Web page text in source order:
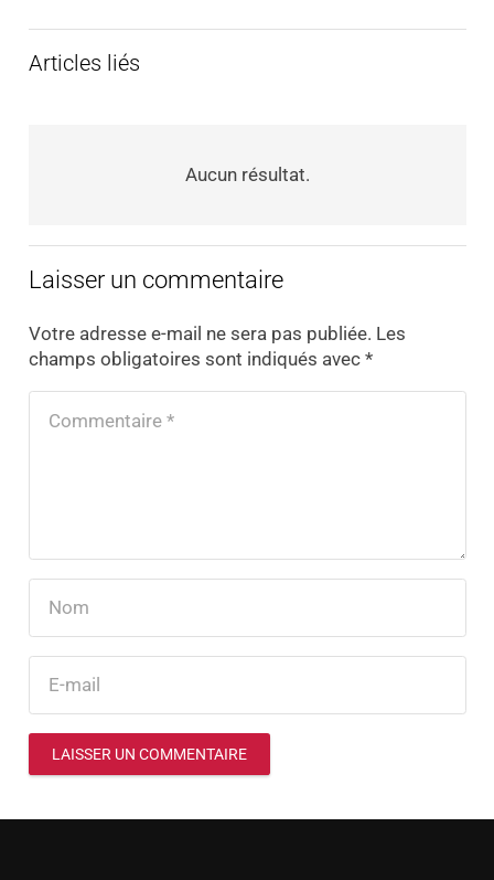
Articles liés
Aucun résultat.
Laisser un commentaire
Votre adresse e-mail ne sera pas publiée. Les
champs obligatoires sont indiqués avec *
LAISSER UN COMMENTAIRE